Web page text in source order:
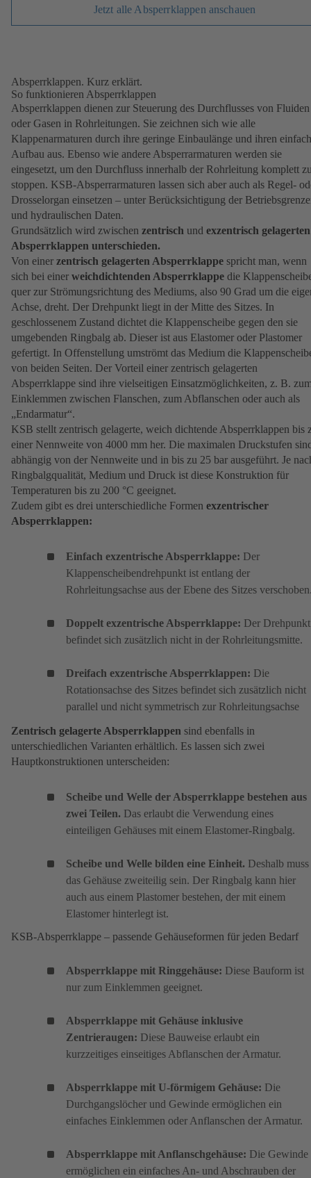
Jetzt alle Absperrklappen anschauen
Absperrklappen. Kurz erklärt.
So funktionieren Absperrklappen
Absperrklappen dienen zur Steuerung des Durchflusses von Fluiden
oder Gasen in Rohrleitungen. Sie zeichnen sich wie alle
Klappenarmaturen durch ihre geringe Einbaulänge und ihren
Aufbau aus. Ebenso wie andere Absperrarmaturen werden sie
eingesetzt, um den Durchfluss innerhalb der Rohrleitung komplett
stoppen. KSB-Absperrarmaturen lassen sich aber auch als Regel-
Drosselorgan einsetzen – unter Berücksichtigung der
und hydraulischen Daten.
Grundsätzlich wird zwischen zentrisch und exzentrisch gelagerten
Absperrklappen unterschieden.
Von einer zentrisch gelagerten Absperrklappe spricht man, wenn
sich bei einer weichdichtenden Absperrklappe die
quer zur Strömungsrichtung des Mediums, also 90 Grad um die
Achse, dreht. Der Drehpunkt liegt in der Mitte des Sitzes. In
geschlossenem Zustand dichtet die Klappenscheibe gegen den sie
umgebenden Ringbalg ab. Dieser ist aus Elastomer oder Plastomer
gefertigt. In Offenstellung umströmt das Medium die
von beiden Seiten. Der Vorteil einer zentrisch gelagerten
Absperrklappe sind ihre vielseitigen Einsatzmöglichkeiten, z. B.
Einklemmen zwischen Flanschen, zum Abflanschen oder auch als
„Endarmatur“.
KSB stellt zentrisch gelagerte, weich dichtende Absperrklappen bis
einer Nennweite von 4000 mm her. Die maximalen Druckstufen
abhängig von der Nennweite und in bis zu 25 bar ausgeführt. Je
Ringbalgqualität, Medium und Druck ist diese Konstruktion für
Temperaturen bis zu 200 °C geeignet.
Zudem gibt es drei unterschiedliche Formen exzentrischer
Absperrklappen:
Einfach exzentrische Absperrklappe: Der
Klappenscheibendrehpunkt ist entlang der
Rohrleitungsachse aus der Ebene des Sitzes
Doppelt exzentrische Absperrklappe: Der Drehpunkt
befindet sich zusätzlich nicht in der Rohrleitungsmitte.
Dreifach exzentrische Absperrklappen: Die
Rotationsachse des Sitzes befindet sich zusätzlich nicht
parallel und nicht symmetrisch zur Rohrleitungsachse
Zentrisch gelagerte Absperrklappen sind ebenfalls in
unterschiedlichen Varianten erhältlich. Es lassen sich zwei
Hauptkonstruktionen unterscheiden:
Scheibe und Welle der Absperrklappe bestehen aus
zwei Teilen. Das erlaubt die Verwendung eines
einteiligen Gehäuses mit einem Elastomer-Ringbalg.
Scheibe und Welle bilden eine Einheit. Deshalb muss
das Gehäuse zweiteilig sein. Der Ringbalg kann hier
auch aus einem Plastomer bestehen, der mit einem
Elastomer hinterlegt ist.
KSB-Absperrklappe – passende Gehäuseformen für jeden Bedarf
Absperrklappe mit Ringgehäuse: Diese Bauform ist
nur zum Einklemmen geeignet.
Absperrklappe mit Gehäuse inklusive
Zentrieraugen: Diese Bauweise erlaubt ein
kurzzeitiges einseitiges Abflanschen der Armatur.
Absperrklappe mit U-förmigem Gehäuse: Die
Durchgangslöcher und Gewinde ermöglichen ein
einfaches Einklemmen oder Anflanschen der Armatur.
Absperrklappe mit Anflanschgehäuse: Die Gewinde
ermöglichen ein einfaches An- und Abschrauben der